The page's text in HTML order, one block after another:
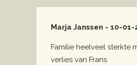
Marja Janssen - 10-01-
Familie heelveel sterkte
verlies van Frans